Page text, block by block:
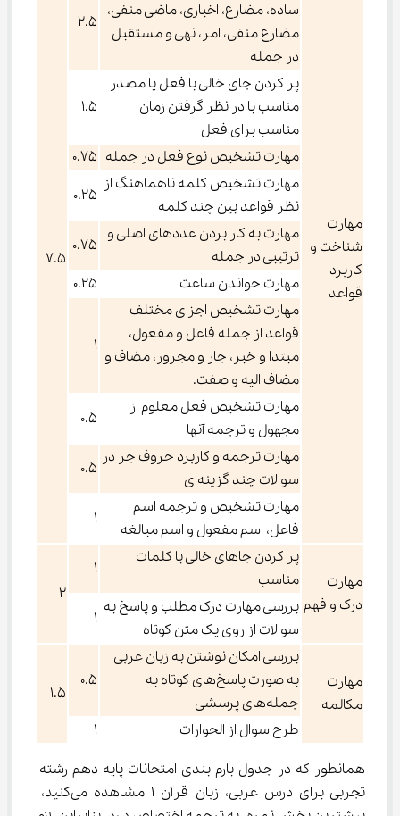
مهارت
شناخت و
کاربرد
قواعد
ساده، مضارع، اخباری، ماضی منفی،
مضارع منفی، امر، نهی و مستقبل
در جمله
2.5
7.5
پر کردن جای خالی با فعل یا مصدر
مناسب با در نظر گرفتن زمان
مناسب برای فعل
1.5
مهارت تشخیص نوع فعل در جمله 0.75
مهارت تشخیص کلمه ناهماهنگ از
نظر قواعد بین چند کلمه
0.25
مهارت به کار بردن عددهای اصلی و
ترتیبی در جمله
0.75
مهارت خواندن ساعت
0.25
مهارت تشخیص اجزای مختلف
قواعد از جمله فاعل و مفعول،
مبتدا و خبر، جار و مجرور، مضاف و
مضاف الیه و صفت.
1
مهارت تشخیص فعل معلوم از
مجهول و ترجمه آنها
0.5
مهارت ترجمه و کاربرد حروف جر در
سوالات چند گزینه‌ای
0.5
مهارت تشخیص و ترجمه اسم
فاعل، اسم مفعول و اسم مبالغه
1
مهارت
درک و فهم
پر کردن جاهای خالی با کلمات
مناسب
1
2
بررسی مهارت درک مطلب و پاسخ به
سوالات از روی یک متن کوتاه
1
مهارت
مکالمه
بررسی امکان نوشتن به زبان عربی
به صورت پاسخ‌های کوتاه به
جمله‌های پرسشی
0.5
1.5
طرح سوال از الحوارات
1
همانطور که در جدول بارم‌ بندی امتحانات پایه دهم رشته
تجربی برای درس عربی، زبان قرآن ۱ مشاهده می‌کنید،